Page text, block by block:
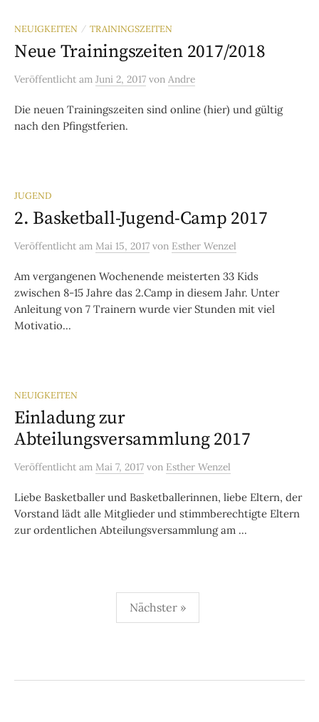
NEUIGKEITEN / TRAININGSZEITEN
Neue Trainingszeiten 2017/2018
Veröffentlicht am Juni 2, 2017 von Andre
Die neuen Trainingszeiten sind online (hier) und gültig
nach den Pfingstferien.
JUGEND
2. Basketball-Jugend-Camp 2017
Veröffentlicht am Mai 15, 2017 von Esther Wenzel
Am vergangenen Wochenende meisterten 33 Kids
zwischen 8-15 Jahre das 2.Camp in diesem Jahr. Unter
Anleitung von 7 Trainern wurde vier Stunden mit viel
Motivatio...
NEUIGKEITEN
Einladung zur
Abteilungsversammlung 2017
Veröffentlicht am Mai 7, 2017 von Esther Wenzel
Liebe Basketballer und Basketballerinnen, liebe Eltern, der
Vorstand lädt alle Mitglieder und stimmberechtigte Eltern
zur ordentlichen Abteilungsversammlung am ...
Seitennummerierung
Nächster »